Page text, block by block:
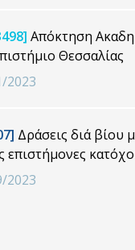
Απόκτηση
Θεσσαλίας
2023
Δράσεις διά βίου
επιστήμονες
2023